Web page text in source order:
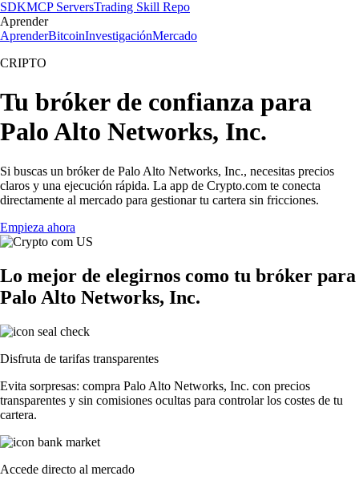
SDKMCP ServersTrading Skill Repo
Aprender
AprenderBitcoinInvestigaciónMercado
CRIPTO
Tu bróker de confianza para
Palo Alto Networks, Inc.
Si buscas un bróker de Palo Alto Networks, Inc., necesitas precios
claros y una ejecución rápida. La app de Crypto.com te conecta
directamente al mercado para gestionar tu cartera sin fricciones.
Empieza ahora
Lo mejor de elegirnos como tu bróker para
Palo Alto Networks, Inc.
Disfruta de tarifas transparentes
Evita sorpresas: compra Palo Alto Networks, Inc. con precios
transparentes y sin comisiones ocultas para controlar los costes de tu
cartera.
Accede directo al mercado